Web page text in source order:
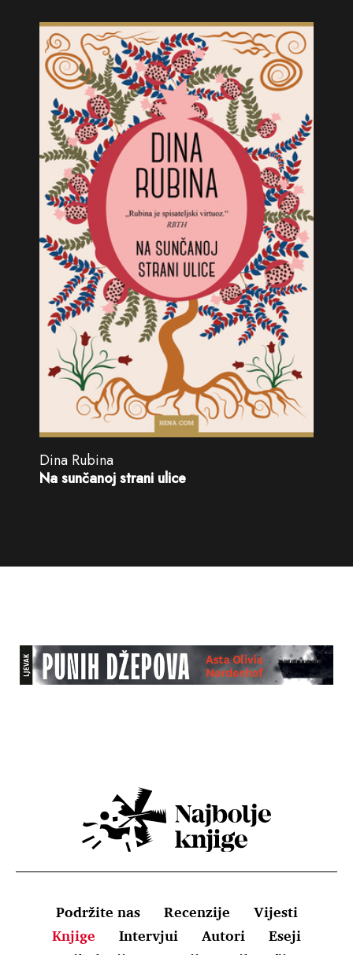
Dina Rubina
Na sunčanoj strani ulice
Podržite nas Recenzije
Vijesti
Knjige
Intervjui Autori
Eseji